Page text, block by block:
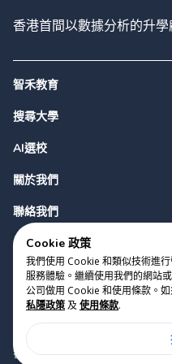
香港首間以數據分析的升學
智禾教育
搜尋大學
AI選校
關於我們
聯絡我們
版權 2023 Cyclopes® •
使用
香港銅鑼灣勿地臣街1號時代廣場2
Cookie 政策
我們使用 Cookie 和類似技術進
服務體驗。繼續使用我們的網站
公司做用 Cookie 和使用條款。如
私隱政策及 使用條款.